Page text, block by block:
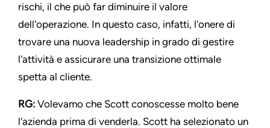
rischi, il che può far diminuire il valore
dell'operazione. In questo caso, infatti, l'onere di
trovare una nuova leadership in grado di gestire
l'attività e assicurare una transizione ottimale
spetta al cliente.
RG: Volevamo che Scott conoscesse molto bene
l'azienda prima di venderla. Scott ha selezionato un